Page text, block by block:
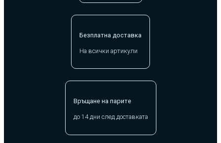
Безплатна доставка
На всички артикули
Връщане на парите
до 14 дни след доставката